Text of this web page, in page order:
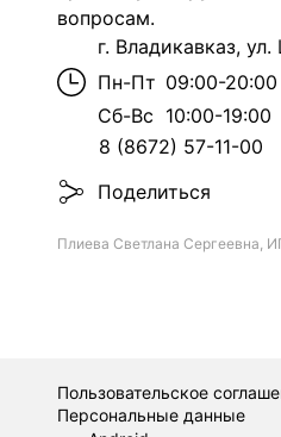
вопросам.
г. Владикавказ,
Пн-Пт 09:00-20:00
Сб-Вс 10:00-19:00
8 (8672) 57-11-00
Поделиться
Плиева Светлана Сергеевна,
Пользовательское
Персональные данные